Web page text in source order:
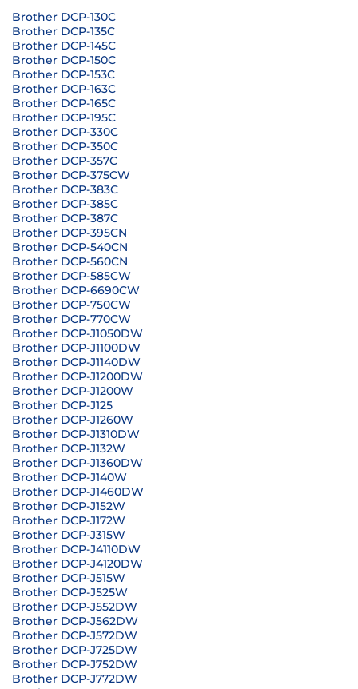
Brother DCP-130C
Brother DCP-135C
Brother DCP-145C
Brother DCP-150C
Brother DCP-153C
Brother DCP-163C
Brother DCP-165C
Brother DCP-195C
Brother DCP-330C
Brother DCP-350C
Brother DCP-357C
Brother DCP-375CW
Brother DCP-383C
Brother DCP-385C
Brother DCP-387C
Brother DCP-395CN
Brother DCP-540CN
Brother DCP-560CN
Brother DCP-585CW
Brother DCP-6690CW
Brother DCP-750CW
Brother DCP-770CW
Brother DCP-J1050DW
Brother DCP-J1100DW
Brother DCP-J1140DW
Brother DCP-J1200DW
Brother DCP-J1200W
Brother DCP-J125
Brother DCP-J1260W
Brother DCP-J1310DW
Brother DCP-J132W
Brother DCP-J1360DW
Brother DCP-J140W
Brother DCP-J1460DW
Brother DCP-J152W
Brother DCP-J172W
Brother DCP-J315W
Brother DCP-J4110DW
Brother DCP-J4120DW
Brother DCP-J515W
Brother DCP-J525W
Brother DCP-J552DW
Brother DCP-J562DW
Brother DCP-J572DW
Brother DCP-J725DW
Brother DCP-J752DW
Brother DCP-J772DW